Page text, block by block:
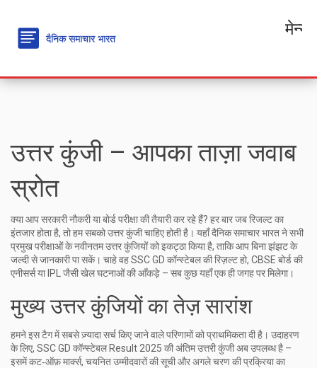
मेन्यू
उत्तर कुंजी – आपका ताज़ा जवाब
स्रोत
क्या आप सरकारी नौकरी या बोर्ड परीक्षा की तैयारी कर रहे हैं? हर बार जब रिजल्ट का
इंतजार होता है, तो हम सबको उत्तर कुंजी चाहिए होती है। यहाँ दैनिक समाचार भारत ने सभी
प्रमुख परीक्षाओं के नवीनतम उत्तर कुंजियों को इकट्ठा किया है, ताकि आप बिना झंझट के
जल्दी से जानकारी पा सकें। चाहे वह SSC GD कॉन्स्टेबल की रिज़ल्ट हो, CBSE बोर्ड की
एनीसर्स या IPL जैसी खेल घटनाओं की आँकड़े – सब कुछ यहाँ एक ही जगह पर मिलेगा।
मुख्य उत्तर कुंजियों का तेज़ सारांश
हमने इस टैग में सबसे ज़्यादा सर्च किए जाने वाले परिणामों को प्राथमिकता दी है। उदाहरण
के लिए, SSC GD कॉन्स्टेबल Result 2025 की अंतिम उत्तरी कुंजी अब उपलब्ध है –
इसमें कट‑ऑफ़ मार्क्स, चयनित उम्मीदवारों की सूची और अगले चरण की प्रक्रिया का